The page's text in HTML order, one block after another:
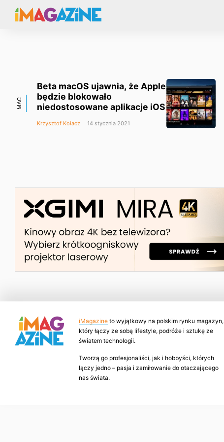
MAC
Beta macOS ujawnia, że Apple
będzie blokowało
niedostosowane aplikacje iOS
Krzysztof Kołacz 14 stycznia 2021
iMagazine to wyjątkowy na polskim rynku magazyn,
który łączy ze sobą lifestyle, podróże i sztukę ze
światem technologii.
Tworzą go profesjonaliści, jak i hobbyści, których
łączy jedno – pasja i zamiłowanie do otaczającego
nas świata.